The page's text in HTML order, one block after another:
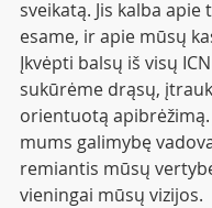
sveikatą. Jis kalba apie
esame, ir apie mūsų
Įkvėpti balsų iš visų
sukūrėme drąsų,
orientuotą apibrėžimą.
mums galimybę
remiantis mūsų
vieningai mūsų vizijos.